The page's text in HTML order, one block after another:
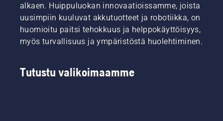
alkaen. Huippuluokan innovaatioissamme, joista
uusimpiin kuuluvat akkutuotteet ja robotiikka, on
huomioitu paitsi tehokkuus ja helppokäyttöisyys,
myös turvallisuus ja ympäristöstä huolehtiminen.
Tutustu valikoimaamme